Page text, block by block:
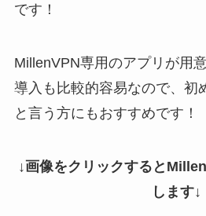
です！
MillenVPN専用のアプリが用
導入も比較的容易なので、初
と言う方にもおすすめです！
↓画像をクリックすると
します↓